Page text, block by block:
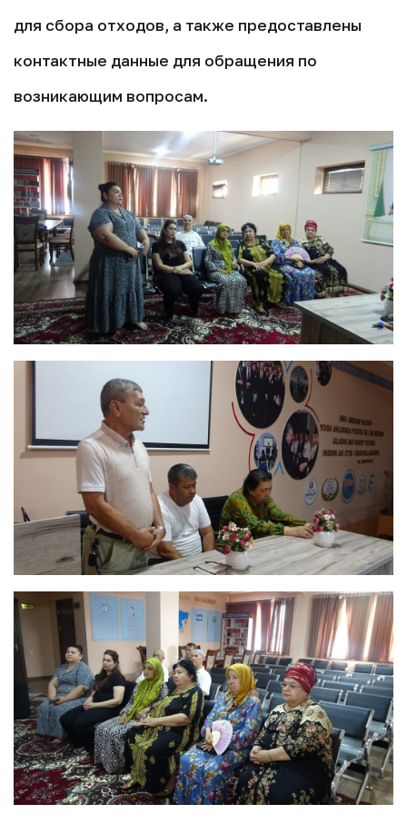
для сбора отходов, а также предоставлены
контактные данные для обращения по
возникающим вопросам.